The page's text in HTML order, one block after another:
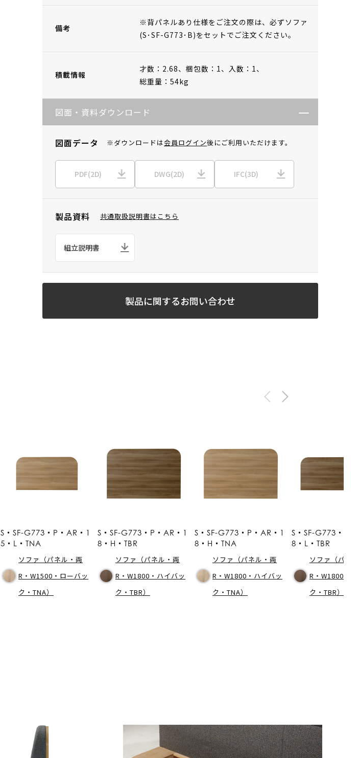
備考
※背パネルあり仕様をご注文の際は、必ずソファ
(S･SF-G773･B)をセットでご注文ください。
積載情報
才数：2.68、 梱包数：1、 入数：1、
総重量：54kg
図面・資料ダウンロード
図面データ ※ダウンロードは会員ログイン後にご利用いただけます。
PDF(2D) DWG(2D) IFC(3D)
製品資料 共通取扱説明書はこちら
組立説明書
製品に関するお問い合わせ
S・SF-G773・P・AR・1
5・L・TNA
ソファ（パネル・両
R・W1500・ローバッ
ク・TNA）
S・SF-G773・P・AR・1
8・H・TBR
ソファ（パネル・両
R・W1800・ハイバッ
ク・TBR）
S・SF-G773・P・AR・1
8・H・TNA
ソファ（パネル・両
R・W1800・ハイバッ
ク・TNA）
S・SF-G773・P
8・L・TBR
ソファ（パネ
R・W1800・
ク・TBR）